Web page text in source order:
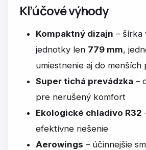
Kľúčové výhody
Kompaktný dizajn – šírka
jednotky len 779 mm,
umiestnenie aj do menších
Super tichá prevádzka –
pre nerušený komfort
Ekologické chladivo R32
efektívne riešenie
Aerowings – účinnejšie